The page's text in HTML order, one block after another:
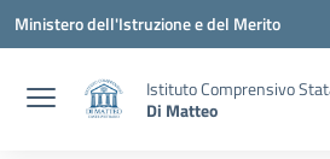
Vai ai contenuti
Vai al menu di navigazione
Vai al footer
Ministero dell'Istruzione e del Merito
Istituto Comprensivo
Di Matteo